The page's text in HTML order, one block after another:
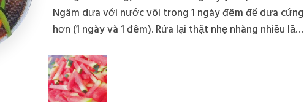
Ngâm dưa với nước vôi trong 1 ngày đêm để dưa cứng
hơn (1 ngày và 1 đêm). Rửa lại thật nhẹ nhàng nhiều lần